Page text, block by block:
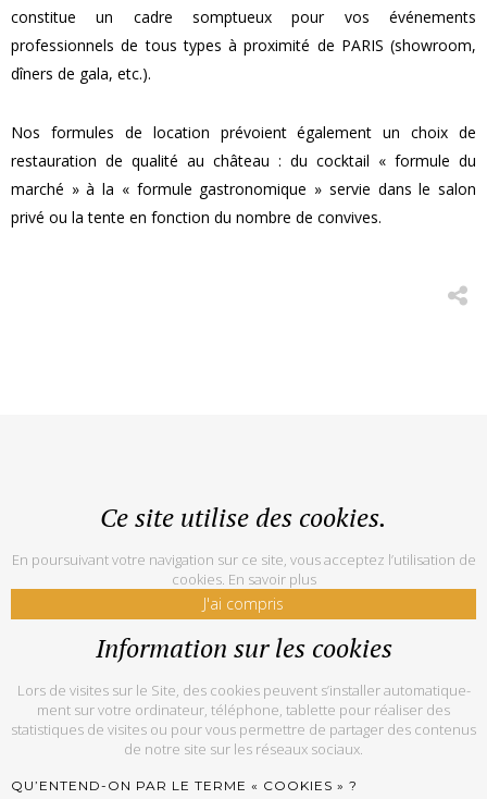
constitue un cadre somptueux pour vos événements
professionnels de tous types à proximité de PARIS (showroom,
dîners de gala, etc.).
Nos formules de location prévoient également un choix de
restauration de qualité au château : du cocktail « formule du
marché » à la « formule gastronomique » servie dans le salon
privé ou la tente en fonction du nombre de convives.
Ce site utilise des cookies.
En poursuivant votre navigation sur ce site, vous acceptez l’utilisation de
cookies. En savoir plus
J'ai compris
Information sur les cookies
Lors de vi­sites sur le Site, des co­okies peuvent s’ins­tal­ler au­to­ma­ti­que­
ment sur votre or­di­na­teur, té­lé­phone, ta­blette pour réaliser des
statistiques de visites ou pour vous permettre de partager des contenus
de notre site sur les réseaux sociaux.
QU’EN­TEND-ON PAR LE TERME « CO­OKIES » ?